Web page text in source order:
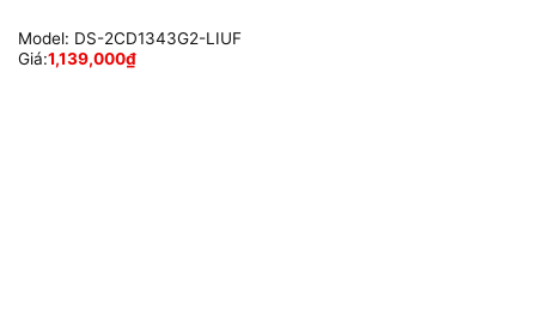
Model: DS-2CD1343G2-LIUF
Giá:1,139,000₫